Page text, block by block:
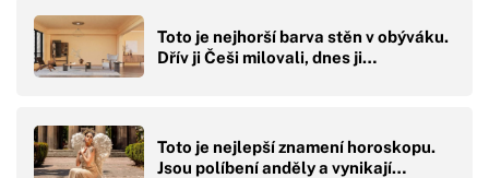
Toto je nejhorší barva stěn v obýváku.
Dřív ji Češi milovali, dnes ji…
Toto je nejlepší znamení horoskopu.
Jsou políbení anděly a vynikají…